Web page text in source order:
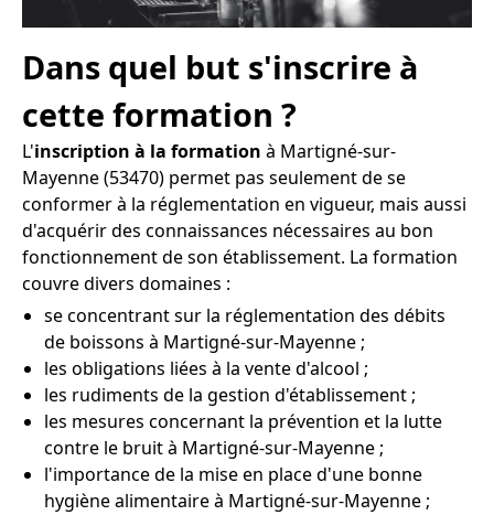
Dans quel but s'inscrire à
cette formation ?
L'inscription à la formation à Martigné-sur-
Mayenne (53470) permet pas seulement de se
conformer à la réglementation en vigueur, mais aussi
d'acquérir des connaissances nécessaires au bon
fonctionnement de son établissement. La formation
couvre divers domaines :
se concentrant sur la réglementation des débits
de boissons à Martigné-sur-Mayenne ;
les obligations liées à la vente d'alcool ;
les rudiments de la gestion d'établissement ;
les mesures concernant la prévention et la lutte
contre le bruit à Martigné-sur-Mayenne ;
l'importance de la mise en place d'une bonne
hygiène alimentaire à Martigné-sur-Mayenne ;